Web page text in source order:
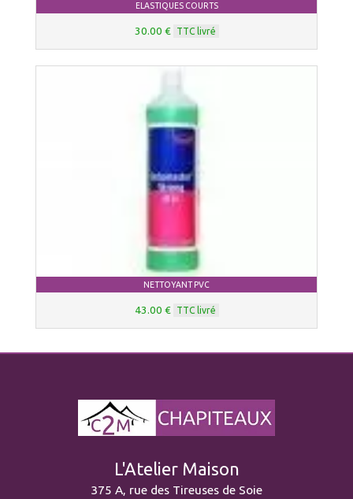
ELASTIQUES COURTS
30.00 € TTC livré
NETTOYANT PVC
43.00 € TTC livré
L'Atelier Maison
375 A, rue des Tireuses de Soie